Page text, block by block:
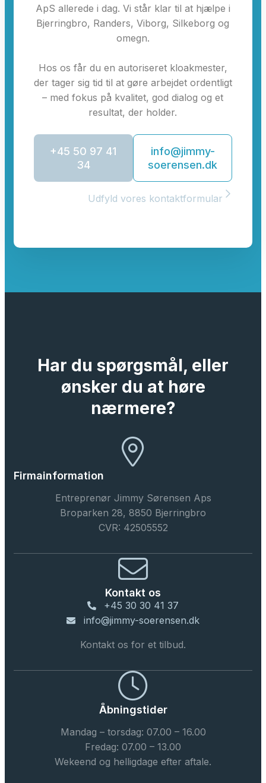
ApS allerede i dag. Vi står klar til at hjælpe i
Bjerringbro, Randers, Viborg, Silkeborg og
omegn.
Hos os får du en autoriseret kloakmester,
der tager sig tid til at gøre arbejdet ordentligt
– med fokus på kvalitet, god dialog og et
resultat, der holder.
+45 50 97 41
34
info@jimmy-
soerensen.dk
Udfyld vores kontaktformular
Har du spørgsmål, eller
ønsker du at høre
nærmere?
Firmainformation
Entreprenør Jimmy Sørensen Aps
Broparken 28, 8850 Bjerringbro
CVR: 42505552
Kontakt os
+45 30 30 41 37
info@jimmy-soerensen.dk
Kontakt os for et tilbud.
Åbningstider
Mandag – torsdag: 07.00 – 16.00
Fredag: 07.00 – 13.00
Wekeend og helligdage efter aftale.